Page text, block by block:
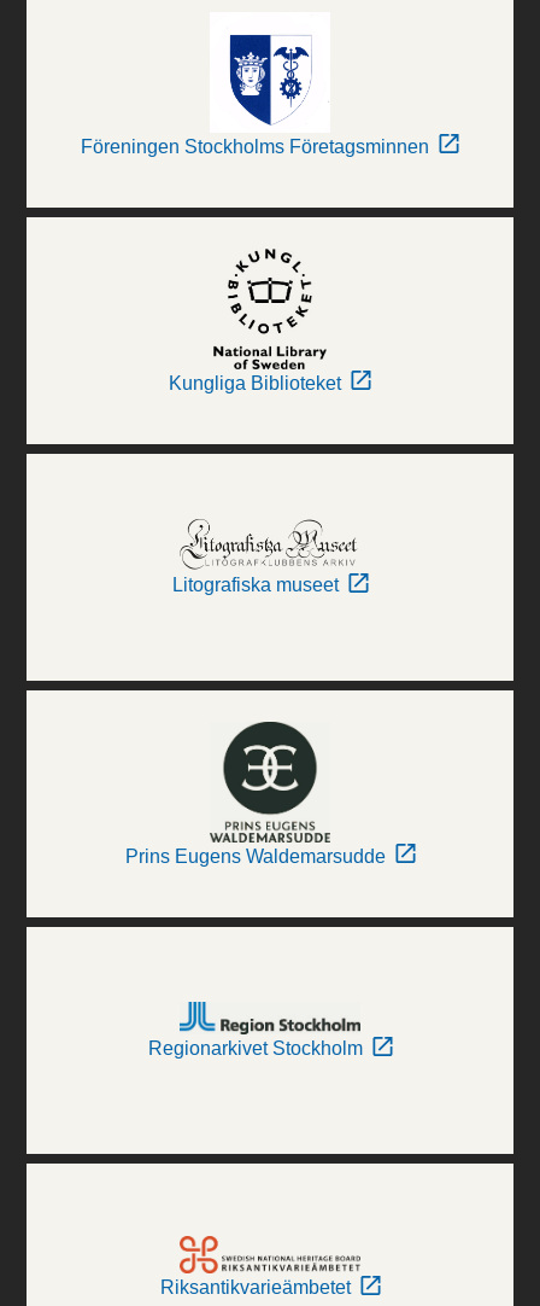
Föreningen Stockholms Företagsminnen
Kungliga Biblioteket
Litografiska museet
Prins Eugens Waldemarsudde
Regionarkivet Stockholm
Riksantikvarieämbetet